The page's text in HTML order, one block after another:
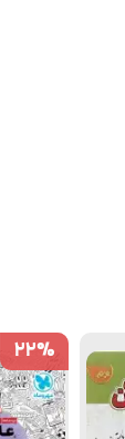
22%
22%